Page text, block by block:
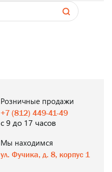
Розничные продажи
+7 (812) 449-41-49
с 9 до 17 часов
Мы находимся
ул. Фучика, д. 8, корпус 1